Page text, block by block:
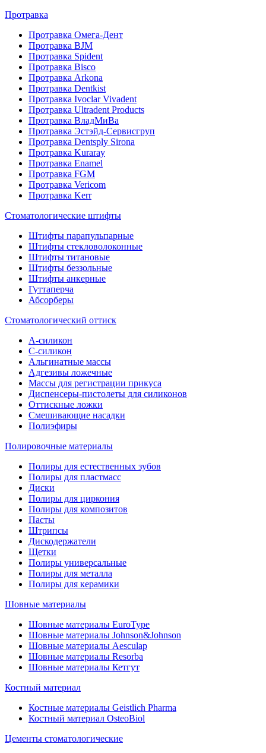
Протравка
Протравка Омега-Дент
Протравка BJM
Протравка Spident
Протравка Bisco
Протравка Arkona
Протравка Dentkist
Протравка Ivoclar Vivadent
Протравка Ultradent Products
Протравка ВладМиВа
Протравка Эстэйд-Сервисгруп
Протравка Dentsply Sirona
Протравка Kuraray
Протравка Enamel
Протравка FGM
Протравка Vericom
Протравка Kerr
Стоматологические штифты
Штифты парапульпарные
Штифты стекловолоконные
Штифты титановые
Штифты беззольные
Штифты анкерные
Гуттаперча
Абсорберы
Стоматологический оттиск
А-силикон
C-силикон
Альгинатные массы
Адгезивы ложечные
Массы для регистрации прикуса
Диспенсеры-пистолеты для силиконов
Оттискные ложки
Смешивающие насадки
Полиэфиры
Полировочные материалы
Полиры для естественных зубов
Полиры для пластмасс
Диски
Полиры для циркония
Полиры для композитов
Пасты
Штрипсы
Дискодержатели
Щетки
Полиры универсальные
Полиры для металла
Полиры для керамики
Шовные материалы
Шовные материалы EuroType
Шовные материалы Johnson&Johnson
Шовные материалы Aesculap
Шовные материалы Resorba
Шовные материалы Кетгут
Костный материал
Костные материалы Geistlich Pharma
Костный материал OsteoBiol
Цементы стоматологические